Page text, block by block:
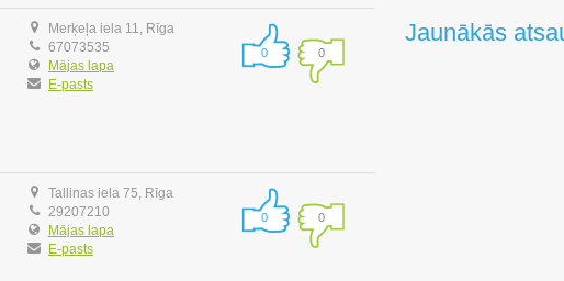
Merķeļa iela 11, Rīga
67073535
Mājas lapa
E-pasts
0 0
Tallinas iela 75, Rīga
29207210
Mājas lapa
E-pasts
0 0
Jaunākās